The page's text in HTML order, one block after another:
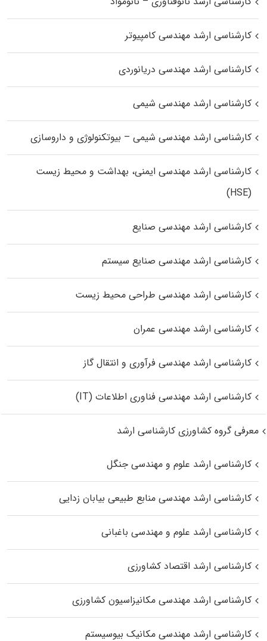
کارشناسی ارشد مهندسی کامپیوتر
کارشناسی ارشد مهندسی دریانوردی
کارشناسی ارشد مهندسی شیمی
کارشناسی ارشد مهندسی شیمی – بیوتکنولوژی و داروسازی
کارشناسی ارشد مهندسی ایمنی، بهداشت و محیط زیست
(HSE)
کارشناسی ارشد مهندسی صنایع
کارشناسی ارشد مهندسی صنایع سیستم
کارشناسی ارشد مهندسی طراحی محیط زیست
کارشناسی ارشد مهندسی عمران
کارشناسی ارشد مهندسی فرآوری و انتقال گاز
کارشناسی ارشد مهندسی فناوری اطلاعات (IT)
معرفی گروه کشاورزی کارشناسی ارشد
کارشناسی ارشد علوم و مهندسی جنگل
کارشناسی ارشد مهندسی منابع طبیعی بیابان زدایی
کارشناسی ارشد علوم و مهندسی باغبانی
کارشناسی ارشد اقتصاد کشاورزی
کارشناسی ارشد مهندسی مکانیزاسیون کشاورزی
کارشناسی ارشد مهندسی مکانیک بیوسیستم